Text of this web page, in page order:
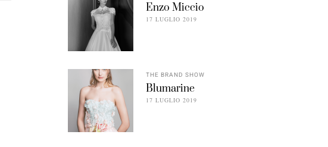
Enzo Miccio
17 LUGLIO 2019
THE BRAND SHOW
Blumarine
17 LUGLIO 2019